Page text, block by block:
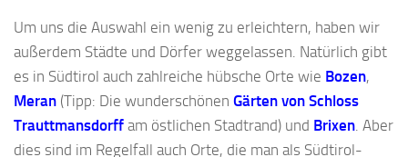
Um uns die Auswahl ein wenig zu erleichtern, haben wir
außerdem Städte und Dörfer weggelassen. Natürlich gibt
es in Südtirol auch zahlreiche hübsche Orte wie Bozen,
Meran (Tipp: Die wunderschönen Gärten von Schloss
Trauttmansdorff am östlichen Stadtrand) und Brixen. Aber
dies sind im Regelfall auch Orte, die man als Südtirol-